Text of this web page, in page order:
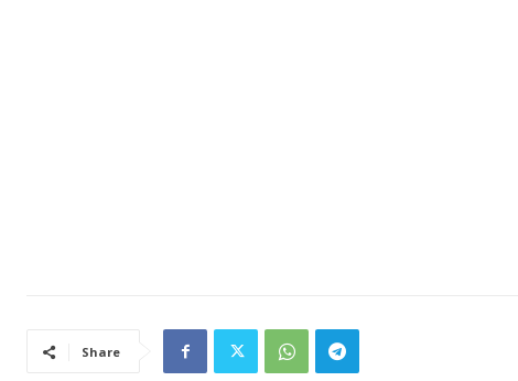
Share